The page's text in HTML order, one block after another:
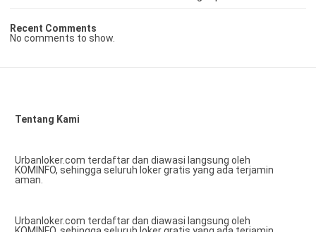
Recent Comments
No comments to show.
Tentang Kami
Urbanloker.com terdaftar dan diawasi langsung oleh
KOMINFO, sehingga seluruh loker gratis yang ada terjamin
aman.
Urbanloker.com terdaftar dan diawasi langsung oleh